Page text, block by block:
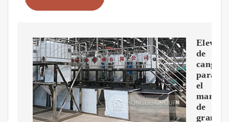
de
para
el
manejo
de
granos